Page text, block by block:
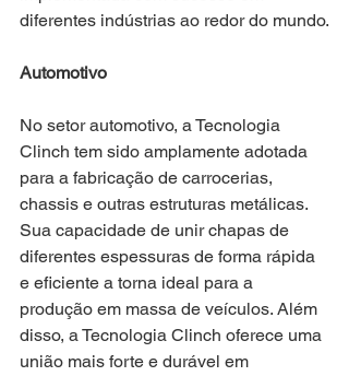
diferentes indústrias ao redor do mundo.
Automotivo
No setor automotivo, a Tecnologia
Clinch tem sido amplamente adotada
para a fabricação de carrocerias,
chassis e outras estruturas metálicas.
Sua capacidade de unir chapas de
diferentes espessuras de forma rápida
e eficiente a torna ideal para a
produção em massa de veículos. Além
disso, a Tecnologia Clinch oferece uma
união mais forte e durável em